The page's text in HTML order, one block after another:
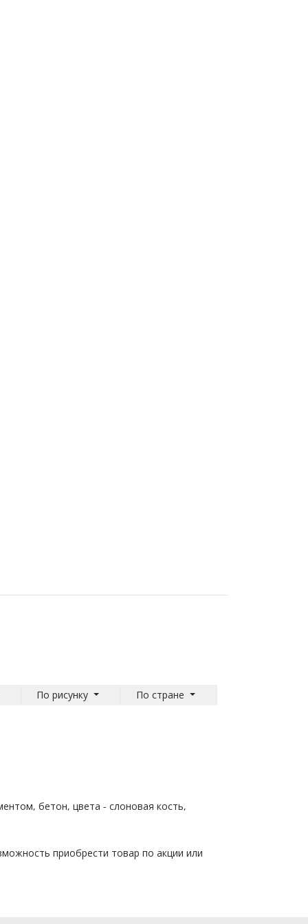
По рисунку По стране
бетон, цвета - слоновая кость,
приобрести товар по акции или